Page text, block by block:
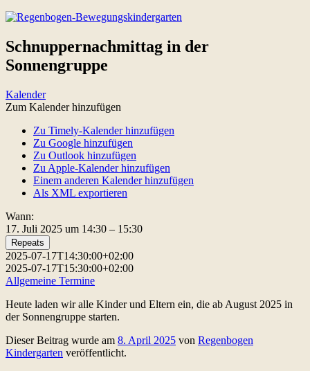
Schnuppernachmittag in der
Sonnengruppe
Kalender
Zum Kalender hinzufügen
Zu Timely-Kalender hinzufügen
Zu Google hinzufügen
Zu Outlook hinzufügen
Zu Apple-Kalender hinzufügen
Einem anderen Kalender hinzufügen
Als XML exportieren
Wann:
17. Juli 2025 um 14:30 – 15:30
Repeats
2025-07-17T14:30:00+02:00
2025-07-17T15:30:00+02:00
Allgemeine Termine
Heute laden wir alle Kinder und Eltern ein, die ab August 2025 in
der Sonnengruppe starten.
Dieser Beitrag wurde am 8. April 2025 von Regenbogen
Kindergarten veröffentlicht.